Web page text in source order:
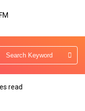
read